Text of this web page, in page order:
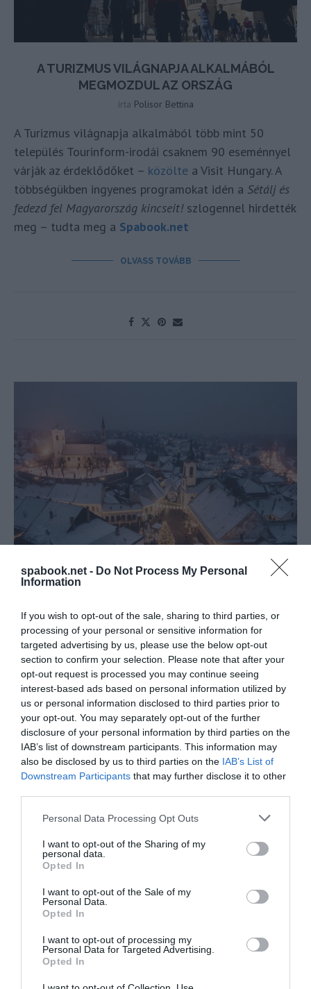
spabook.net - Do Not Process My Personal
Information
If you wish to opt-out of the sale, sharing to third parties, or
processing of your personal or sensitive information for
targeted advertising by us, please use the below opt-out
section to confirm your selection. Please note that after your
opt-out request is processed you may continue seeing
interest-based ads based on personal information utilized by
us or personal information disclosed to third parties prior to
your opt-out. You may separately opt-out of the further
disclosure of your personal information by third parties on the
IAB’s list of downstream participants. This information may
also be disclosed by us to third parties on the IAB’s List of
Downstream Participants that may further disclose it to other
Please note that this website/app uses one or more Google
not limited to your visit or usage behaviour. You may click to
grant or deny consent to Google and its third-party tags to
use your data for below specified purposes in below Google
consent section.
Personal Data Processing Opt Outs
I want to opt-out of the Sharing of my
personal data.
Opted In
I want to opt-out of the Sale of my
Personal Data.
Opted In
I want to opt-out of processing my
Personal Data for Targeted Advertising.
Opted In
A TURIZMUS VILÁGNAPJA ALKALMÁBÓL
MEGMOZDUL AZ ORSZÁG
írta Polisor Bettina
A Turizmus világnapja alkalmából több mint 50
település Tourinform-irodái csaknem 90 eseménnyel
várják az érdeklődőket – közölte a Visit Hungary. A
többségükben ingyenes programokat idén a Sétálj és
fedezd fel Magyarország kincseit!szlogennel hirdették
meg – tudta meg a Spabook.net
OLVASS TOVÁBB
SZÁZNÁL IS TÖBB ADVENTI PROGRAM VÁRJA
AZ ÉRDEKLŐDŐKET A TOURINFORM IRODÁK
SZERVEZÉSÉBEN
írtaPolisor Bettina
A Magyar Turisztikai Ügynökség (MTÜ) felhívására
41 Tourinform iroda csatlakozott ahhoz a
kezdeményezéshez, amelynek keretében a négy
adventi hétvégén 114 programmal várják az
érdeklődőket. Az ünnepi várakozás időszakát
országszerte adventi városnézésekkel, tematikus
sétákkal teszik még meghittebbé a Tourinformok.
OLVASS TOVÁBB